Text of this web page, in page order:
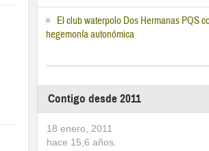
El club waterpolo Dos Hermanas PQS
hegemonía autonómica
Contigo desde 2011
18 enero, 2011
hace 15,6 años.